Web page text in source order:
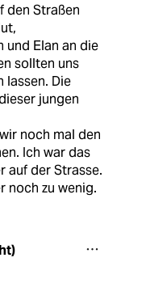
den Straßen
und Elan an die
sollten uns
lassen. Die
jungen
noch mal den
Ich war das
auf der Strasse.
noch zu wenig.